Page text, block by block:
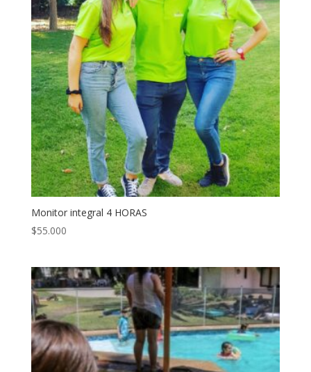
Monitor integral 4 HORAS
$55.000